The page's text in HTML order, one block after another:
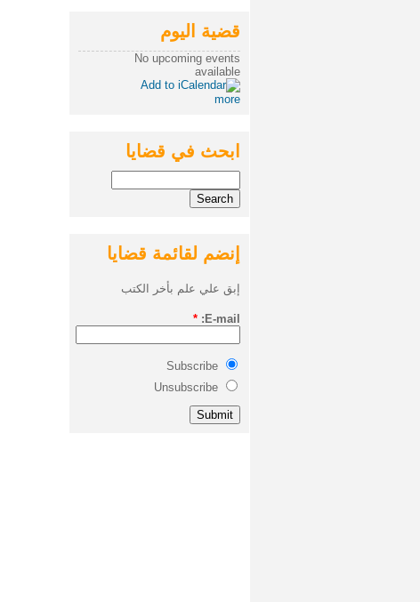
قضية اليوم
No upcoming events
available
more
ابحث في قضايا
إنضم لقائمة قضايا
إبق علي علم بأخر الكتب
E-mail:
*